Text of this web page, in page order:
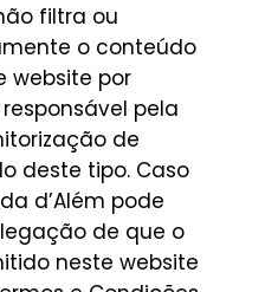
filtra ou
o conteúdo
website por
pela
de
deste tipo. Caso
d’Além pode
de que o
neste website